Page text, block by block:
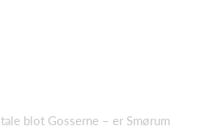
blot Gosserne – er Smørum